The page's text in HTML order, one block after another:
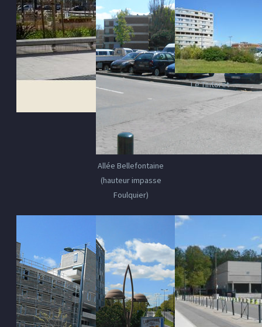
Allée Bellefontaine
(hauteur impasse
Foulquier)
Le Tintoret